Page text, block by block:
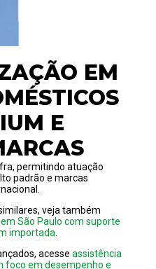
EM
E
permitindo atuação
padrão e marcas
veja também
São Paulo com suporte
importada
acesse assistência
foco em desempenho e